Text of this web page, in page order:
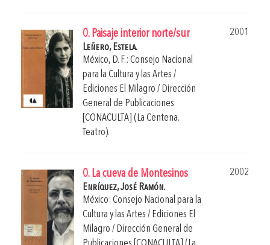
0. Paisaje interior norte/sur
2001
Leñero, Estela.
México, D. F.: Consejo Nacional
para la Cultura y las Artes /
Ediciones El Milagro / Dirección
General de Publicaciones
[CONACULTA] (La Centena.
Teatro).
0. La cueva de Montesinos
2002
Enríquez, José Ramón.
México: Consejo Nacional para la
Cultura y las Artes / Ediciones El
Milagro / Dirección General de